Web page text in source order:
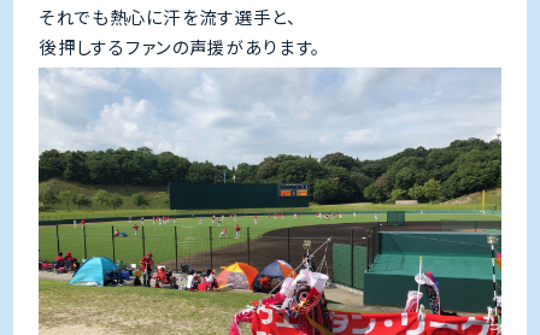
それでも熱心に汗を流す選手と、
後押しするファンの声援があります。